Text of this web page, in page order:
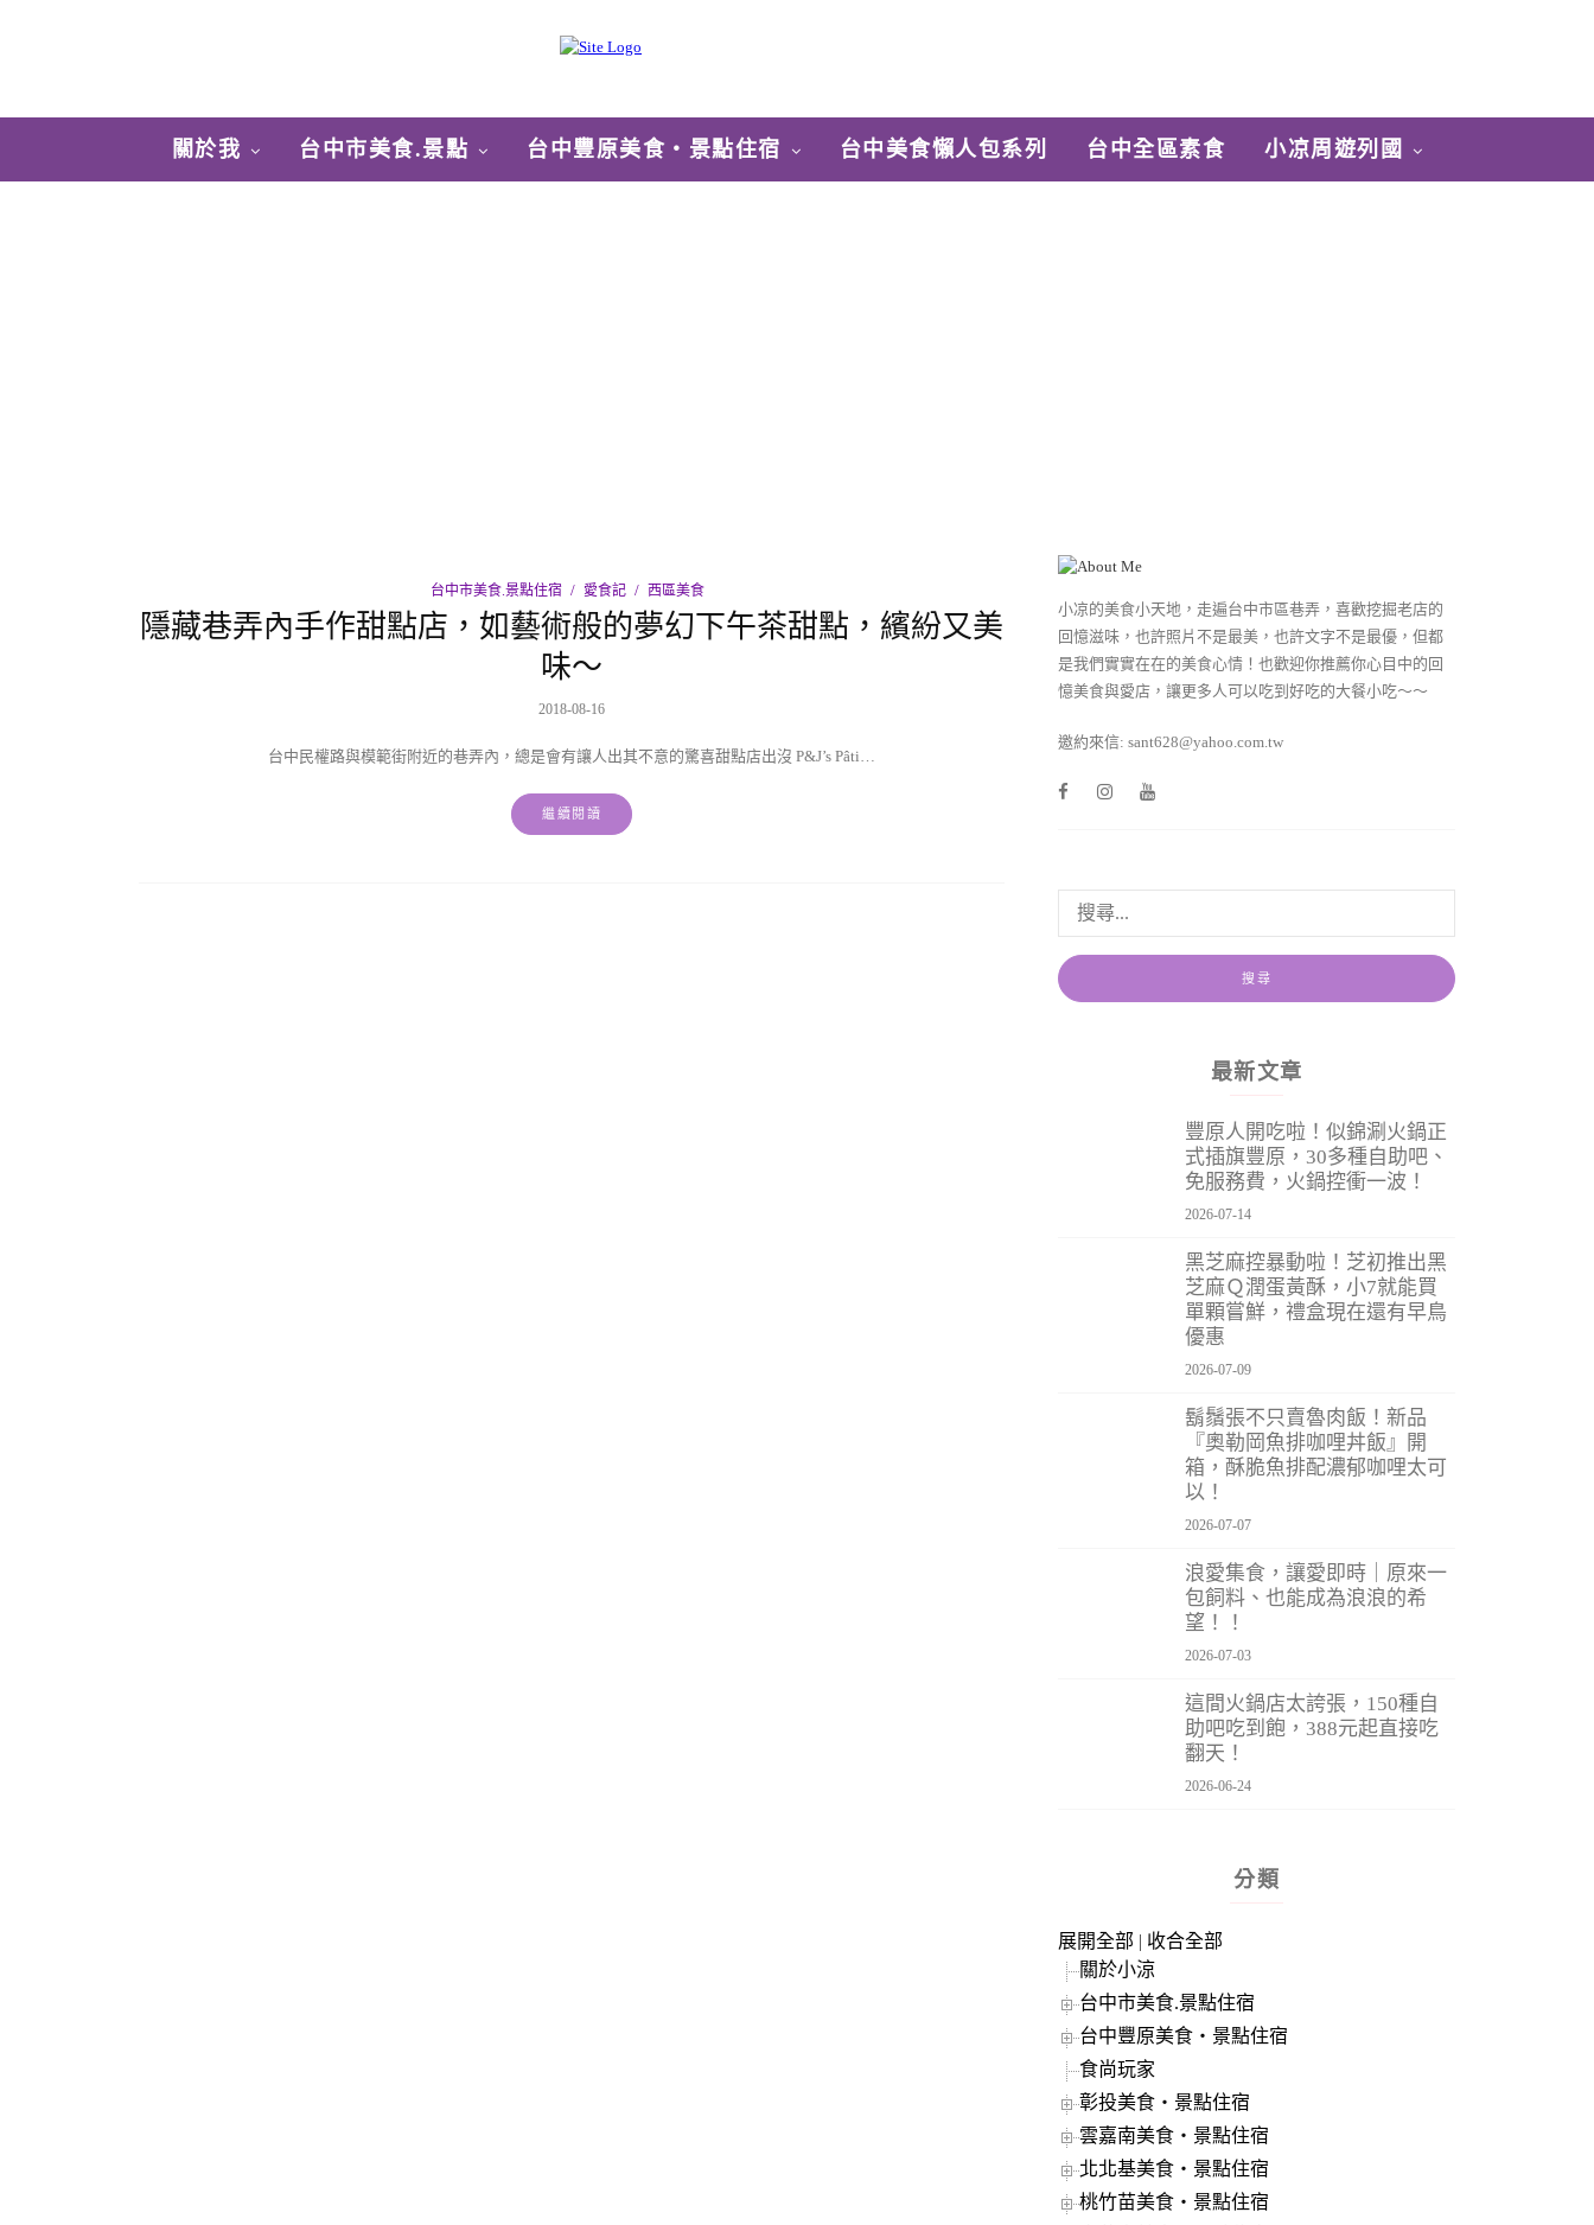
關於我 台中市美食.景點 台中豐原美食‧景點住宿 台中美食懶人包系列 台中全區素食 小凉周遊列國
台中市美食.景點住宿 愛食記 西區美食
隱藏巷弄內手作甜點店，如藝術般的夢幻下午茶甜點，繽紛又美
味～
2018-08-16
台中民權路與模範街附近的巷弄內，總是會有讓人出其不意的驚喜甜點店出沒 P&J’s Pâti…
繼續閱讀
小凉的美食小天地，走遍台中市區巷弄，喜歡挖掘老店的
回憶滋味，也許照片不是最美，也許文字不是最優，但都
是我們實實在在的美食心情！也歡迎你推薦你心目中的回
憶美食與愛店，讓更多人可以吃到好吃的大餐小吃～～
邀約來信: sant628@yahoo.com.tw
最新文章
豐原人開吃啦！似錦涮火鍋正
式插旗豐原，30多種自助吧、
免服務費，火鍋控衝一波！
2026-07-14
黑芝麻控暴動啦！芝初推出黑
芝麻Ｑ潤蛋黃酥，小7就能買
單顆嘗鮮，禮盒現在還有早鳥
優惠
2026-07-09
鬍鬚張不只賣魯肉飯！新品
『奧勒岡魚排咖哩丼飯』開
箱，酥脆魚排配濃郁咖哩太可
以！
2026-07-07
浪愛集食，讓愛即時｜原來一
包飼料、也能成為浪浪的希
望！！
2026-07-03
這間火鍋店太誇張，150種自
助吧吃到飽，388元起直接吃
翻天！
2026-06-24
分類
展開全部 | 收合全部
關於小涼
台中市美食.景點住宿
台中豐原美食‧景點住宿
食尚玩家
彰投美食‧景點住宿
雲嘉南美食‧景點住宿
北北基美食‧景點住宿
桃竹苗美食‧景點住宿